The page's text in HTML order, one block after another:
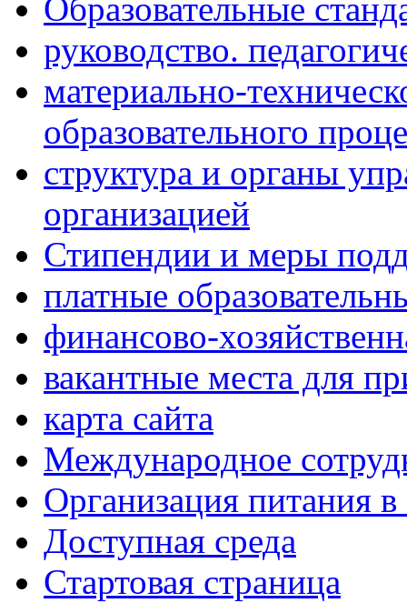
Образовательные
руководство.
материально-
образовательного
структура и органы
организацией
Стипендии и меры
платные
финансово-
вакантные места для
карта сайта
Международное
Организация питания в
Доступная среда
Стартовая страница